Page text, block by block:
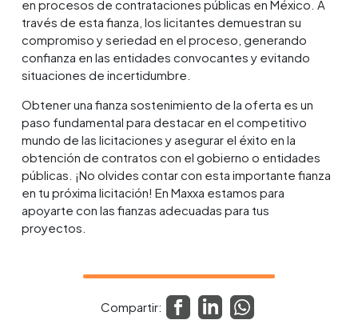
en procesos de contrataciones públicas en México. A
través de esta fianza, los licitantes demuestran su
compromiso y seriedad en el proceso, generando
confianza en las entidades convocantes y evitando
situaciones de incertidumbre.
Obtener una fianza sostenimiento de la oferta es un
paso fundamental para destacar en el competitivo
mundo de las licitaciones y asegurar el éxito en la
obtención de contratos con el gobierno o entidades
públicas. ¡No olvides contar con esta importante fianza
en tu próxima licitación! En Maxxa estamos para
apoyarte con las fianzas adecuadas para tus
proyectos.
Compartir: